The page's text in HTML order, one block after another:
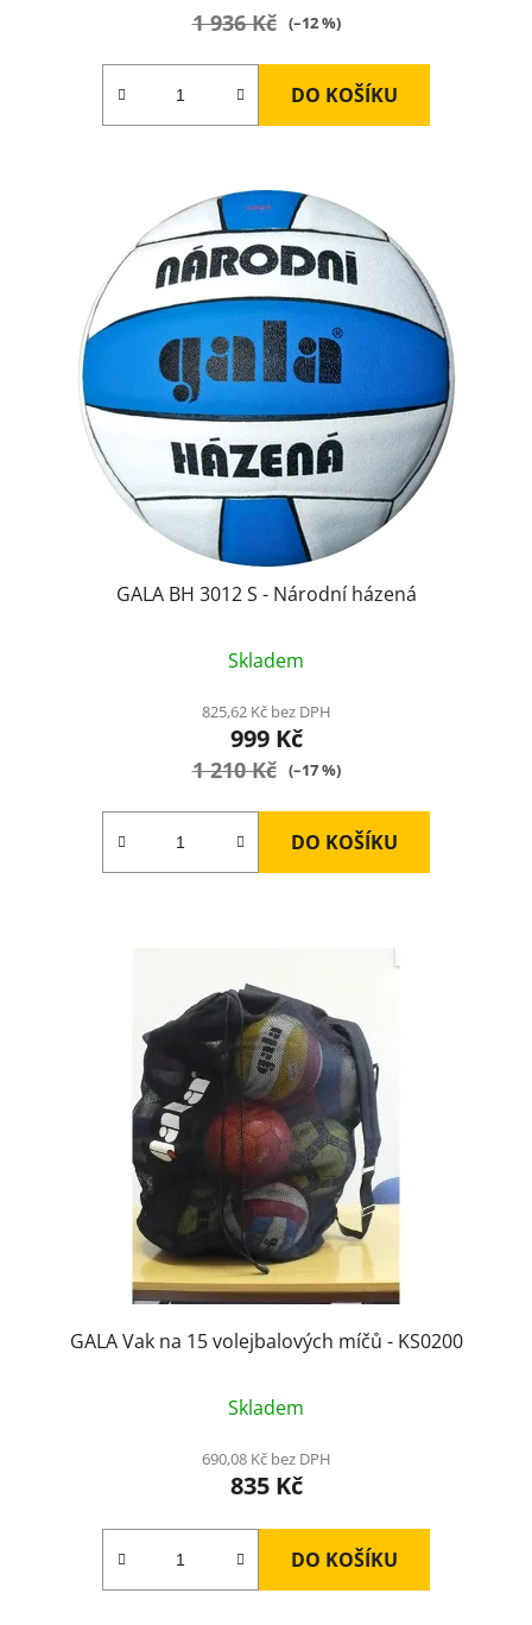
4,0
1 936 Kč (–12 %)
DO KOŠÍKU
GALA BH 3012 S - Národní házená
Skladem
825,62 Kč bez DPH
999 Kč
1 210 Kč (–17 %)
DO KOŠÍKU
GALA Vak na 15 volejbalových míčů - KS0200
Skladem
690,08 Kč bez DPH
835 Kč
DO KOŠÍKU